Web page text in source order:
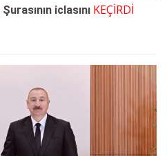
iclasını KEÇİRDİ